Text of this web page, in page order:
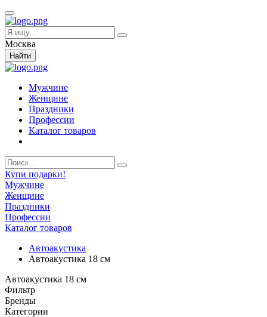
Москва
Найти
Мужчине
Женщине
Праздники
Профессии
Каталог товаров
Купи подарки!
Мужчине
Женщине
Праздники
Профессии
Каталог товаров
Автоакустика
Автоакустика 18 см
Автоакустика 18 см
Фильтр
Бренды
Категории